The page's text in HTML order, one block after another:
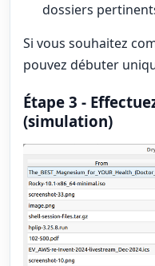
dossiers
Si vous souhaitez
pouvez débuter
Étape 3 -
(simulation)